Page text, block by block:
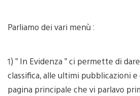
Parliamo dei vari menù :
1) ” In Evidenza ” ci permette di
classifica, alle ultimi pubblicazioni
pagina principale che vi parlavo